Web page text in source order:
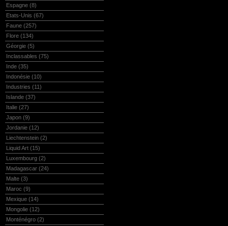
Espagne (8)
Etats-Unis (67)
Faune (257)
Flore (134)
Géorgie (5)
Inclassables (75)
Inde (35)
Indonésie (10)
Industries (11)
Islande (37)
Italie (27)
Japon (9)
Jordanie (12)
Liechtenstein (2)
Liquid Art (15)
Luxembourg (2)
Madagascar (24)
Malte (3)
Maroc (9)
Mexique (14)
Mongolie (12)
Monténégro (2)